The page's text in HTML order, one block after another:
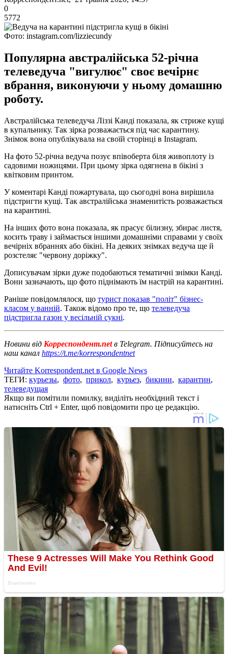
0
5772
Фото: instagram.com/lizziecundy
Популярна австралійська 52-річна
телеведуча "вигулює" своє вечірнє
вбрання, виконуючи у ньому домашню
роботу.
Австралійська телеведуча Ліззі Канді показала, як стриже кущі
в купальнику. Так зірка розважається під час карантину.
Знімок вона опублікувала на своїй сторінці в Instagram.
На фото 52-річна ведуча позує впівоберта біля живоплоту із
садовими ножицями. При цьому зірка одягнена в бікіні з
квітковим принтом.
У коментарі Канді пожартувала, що сьогодні вона вирішила
підстригти кущі. Так австралійська знаменитість розважається
на карантині.
На інших фото вона показала, як прасує білизну, збирає листя,
косить траву і займається іншими домашніми справами у своїх
вечірніх вбраннях або бікіні. На деяких знімках ведуча ще й
розстеляє "червону доріжку".
Дописувачам зірки дуже подобаються тематичні знімки Канді.
Вони зазначають, що фото піднімають їм настрій на карантині.
Раніше повідомлялося, що турист показав "політ" бізнес-
класом у ванній. Також відомо про те, що телеведуча
підстригла газон у весільній сукні.
Новини від Корреспондент.netв Telegram. Підписуйтесь на
наш канал https://t.me/korrespondentnet
Читайте Korrespondent.net в Google News
ТЕГИ: курьезы, фото, прикол, курьез, бикини, карантин,
телеведущая
Якщо ви помітили помилку, виділіть необхідний текст і
натисніть Ctrl + Enter, щоб повідомити про це редакцію.